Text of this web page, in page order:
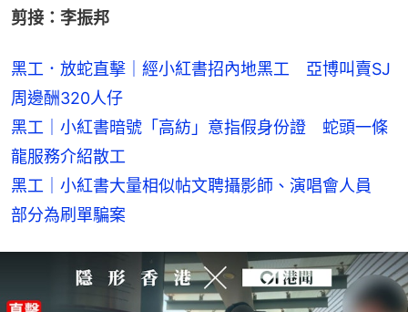
剪接：李振邦
黑工．放蛇直擊｜經小紅書招內地黑工　亞博叫賣SJ
周邊酬320人仔
黑工｜小紅書暗號「高紡」意指假身份證　蛇頭一條
龍服務介紹散工
黑工｜小紅書大量相似帖文聘攝影師、演唱會人員
部分為刷單騙案